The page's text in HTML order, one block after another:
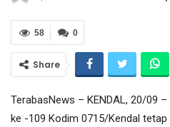
0
58
Share
TerabasNews – KENDAL, 20/09
ke -109 Kodim 0715/Kendal